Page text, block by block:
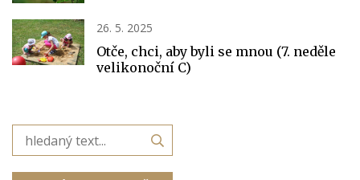
26. 5. 2025
Otče, chci, aby byli se mnou (7. neděle
velikonoční C)